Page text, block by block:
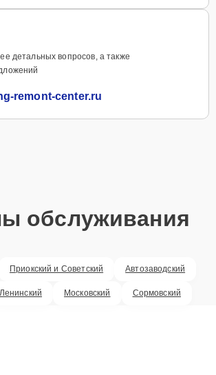
детальных вопросов, а также
remont-center.ru
обслуживания
Приокский и Советский Автозаводский
Ленинский Московский Сормовский